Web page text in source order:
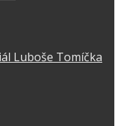
Luboše Tomíčka